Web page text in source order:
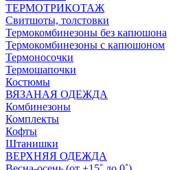
ТЕРМОТРИКОТАЖ
Свитшоты, толстовки
Термокомбинезоны без капюшона
Термокомбинезоны с капюшоном
Термоносочки
Термошапочки
Костюмы
ВЯЗАНАЯ ОДЕЖДА
Комбинезоны
Комплекты
Кофты
Штанишки
ВЕРХНЯЯ ОДЕЖДА